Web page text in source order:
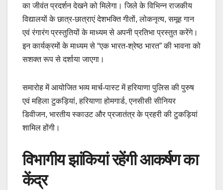
का जीवंत प्रदर्शन देखने को मिलेगा। जिले के विभिन्न राजकीय
विद्यालयों के छात्र-छात्राएं देशभक्ति गीतों, लोकनृत्य, समूह गान
एवं रंगारंग प्रस्तुतियों के माध्यम से अपनी प्रतिभा प्रस्तुत करेंगे।
इन कार्यक्रमों के माध्यम से “एक भारत-श्रेष्ठ भारत” की भावना को
सशक्त रूप से दर्शाया जाएगा।
समारोह में आयोजित भव्य मार्च-पास्ट में हरियाणा पुलिस की पुरुष
एवं महिला टुकड़ियां, हरियाणा होमगार्ड, एनसीसी सीनियर
डिवीजन, भारतीय स्काउट और प्रजातंत्र के प्रहरी की टुकड़ियां
शामिल होंगी।
विभागीय झांकियां रहेंगी आकर्षण का
केंद्र